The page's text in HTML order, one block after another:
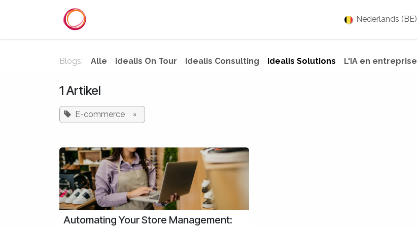
Blog Event
Nederlands (BE)
Blogs: Alle Idealis On Tour Idealis Consulting Idealis Solutions L'IA en entreprise
1 Artikel
E-commerce ×
Automating Your Store Management: